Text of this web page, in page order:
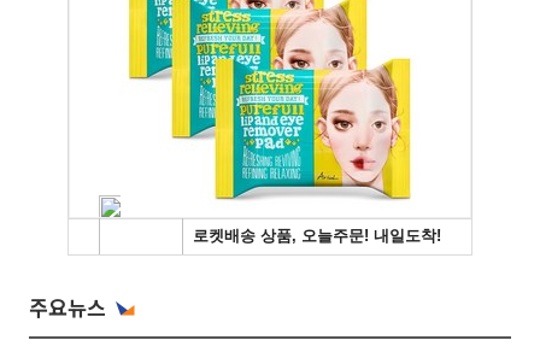
주요뉴스